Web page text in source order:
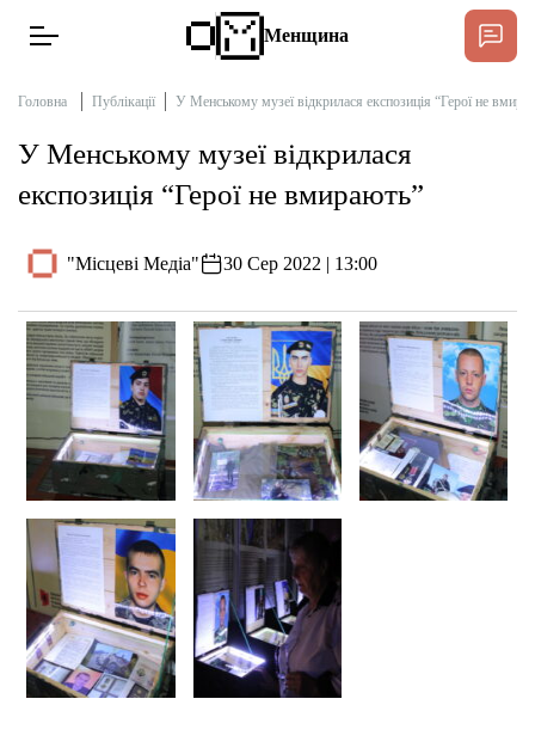
Новини
Інтерв’ю
Тексти
Публікації
Про нас
Бюджет
Тендери
Довідник
Менщина
Головна Публікації У Менському музеї відкрилася експозиція “Герої не
У Менському музеї відкрилася
експозиція “Герої не вмирають”
"Місцеві Медіа" 30 Сер 2022 | 13:00